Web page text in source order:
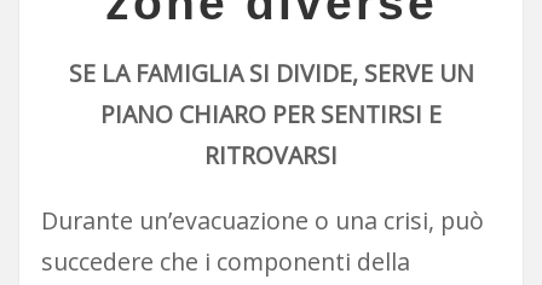
SE LA FAMIGLIA SI DIVIDE, SERVE UN
PIANO CHIARO PER SENTIRSI E
RITROVARSI
Durante un’evacuazione o una crisi, può
succedere che i componenti della